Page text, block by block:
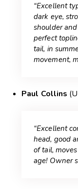
“Excellent
dark eye,
shoulder
perfect
tail, in
movement,
Paul Collins
“Excellent
head, good
of tail,
age! Owner